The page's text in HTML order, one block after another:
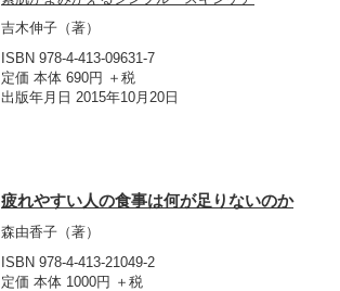
吉木伸子 （著）
ISBN 978-4-413-09631-7
定価 本体 690円 ＋税
出版年月日 2015年10月20日
疲れやすい人の食事は何が足りないのか
森由香子 （著）
ISBN 978-4-413-21049-2
定価 本体 1000円 ＋税